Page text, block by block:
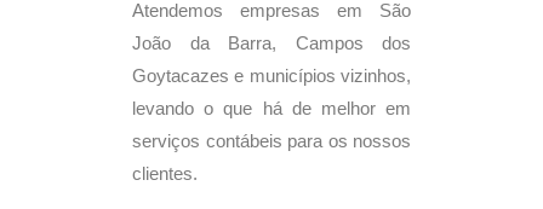
Atendemos empresas em São
João da Barra, Campos dos
Goytacazes e municípios vizinhos,
levando o que há de melhor em
serviços contábeis para os nossos
clientes.